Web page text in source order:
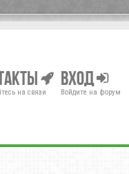
на связи
Вход
Войдите на форум